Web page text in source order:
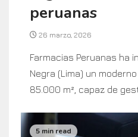
peruanas
26 marzo, 2026
Farmacias Peruanas ha
Negra (Lima) un
85.000 m², capaz de
5 min read